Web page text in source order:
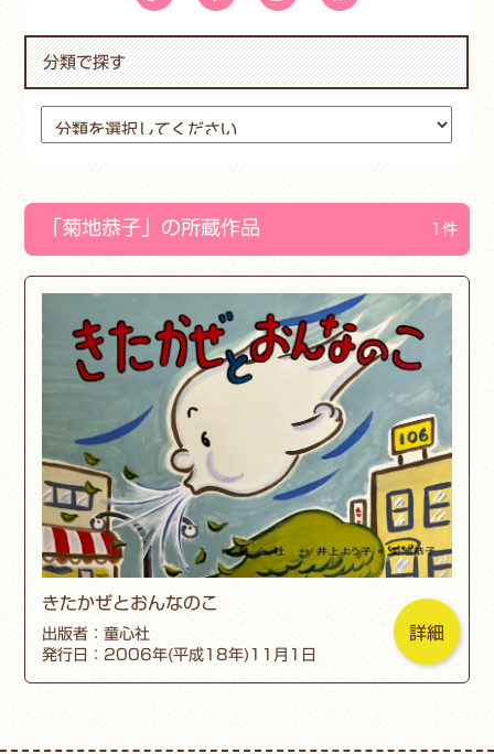
分類で探す
「菊地恭子」の所蔵作品 1件
きたかぜとおんなのこ
出版者：童心社
発行日：2006年(平成18年)11月1日
詳細